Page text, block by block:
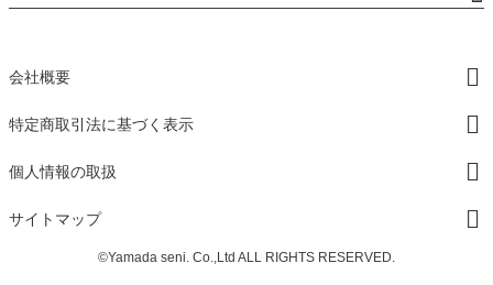
会社概要
特定商取引法に基づく表示
個人情報の取扱
サイトマップ
©Yamada seni. Co.,Ltd ALL RIGHTS RESERVED.